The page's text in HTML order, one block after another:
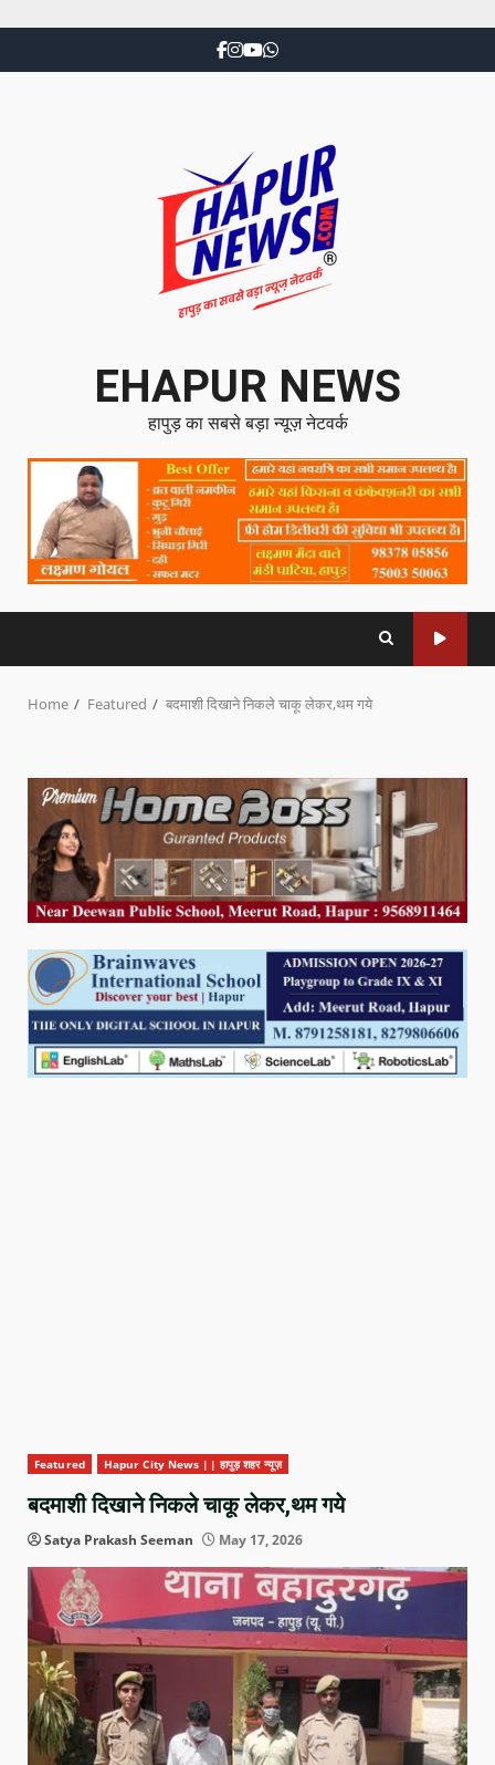
EHAPUR NEWS
हापुड़ का सबसे बड़ा न्यूज़ नेटवर्क
Home Featured बदमाशी दिखाने निकले चाकू लेकर,थम गये
Featured Hapur City News || हापुड़ शहर न्यूज़
बदमाशी दिखाने निकले चाकू लेकर,थम गये
Satya Prakash Seeman May 17, 2026